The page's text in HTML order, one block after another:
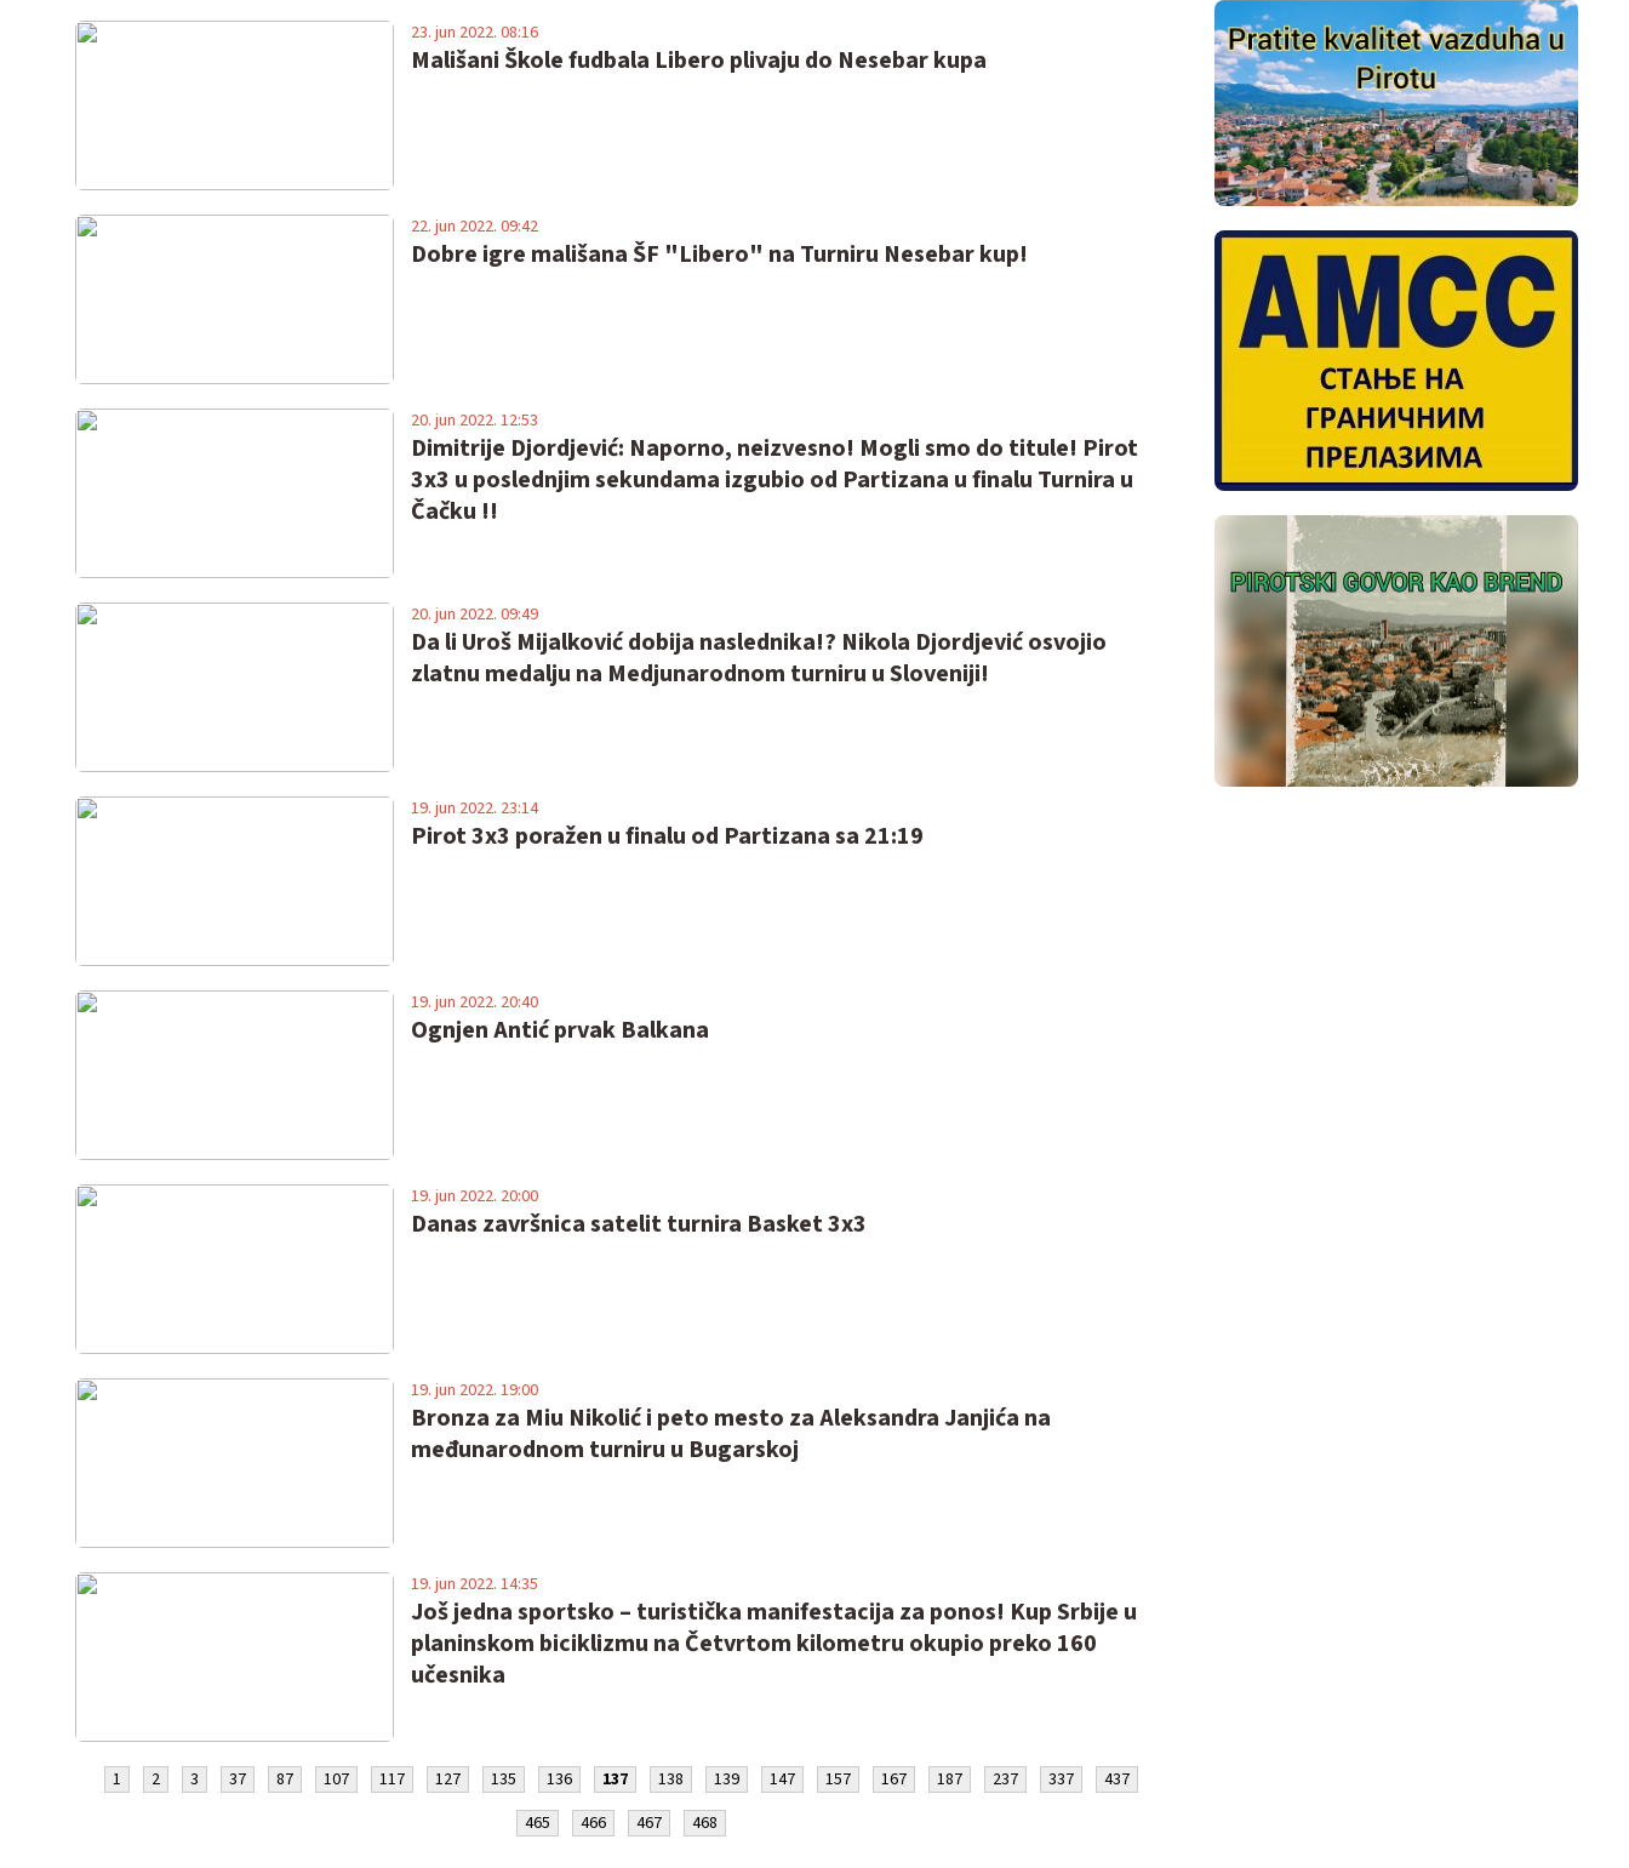
Mališani Škole fudbala Libero plivaju do Nesebar kupa
23. jun 2022. 08:16
Dobre igre mališana ŠF "Libero" na Turniru Nesebar kup!
22. jun 2022. 09:42
Dimitrije Djordjević: Naporno, neizvesno! Mogli smo do titule! Pirot
3x3 u poslednjim sekundama izgubio od Partizana u finalu Turnira u
Čačku !!
20. jun 2022. 12:53
Da li Uroš Mijalković dobija naslednika!? Nikola Djordjević osvojio
zlatnu medalju na Medjunarodnom turniru u Sloveniji!
20. jun 2022. 09:49
Pirot 3x3 poražen u finalu od Partizana sa 21:19
19. jun 2022. 23:14
Ognjen Antić prvak Balkana
19. jun 2022. 20:40
Danas završnica satelit turnira Basket 3x3
19. jun 2022. 20:00
Bronza za Miu Nikolić i peto mesto za Aleksandra Janjića na
međunarodnom turniru u Bugarskoj
19. jun 2022. 19:00
Još jedna sportsko – turistička manifestacija za ponos! Kup Srbije u
planinskom biciklizmu na Četvrtom kilometru okupio preko 160
učesnika
19. jun 2022. 14:35
1 2 3 37 87 107 117 127 135 136 137 138 139 147 157 167 187 237 337
437
465
466 467 468